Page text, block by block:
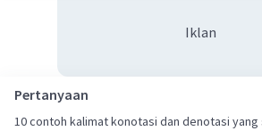
Iklan
Pertanyaan
10 contoh kalimat konotasi dan denotasi yang